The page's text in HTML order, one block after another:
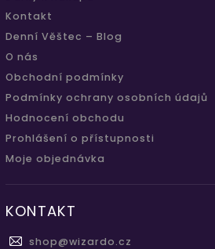
Kontakt
Denní Věštec – Blog
O nás
Obchodní podmínky
Podmínky ochrany osobních údajů
Hodnocení obchodu
Prohlášení o přístupnosti
Moje objednávka
KONTAKT
shop@wizardo.cz